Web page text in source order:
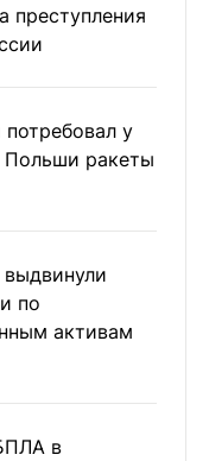
преступления
потребовал у
Польши ракеты
по
активам
в